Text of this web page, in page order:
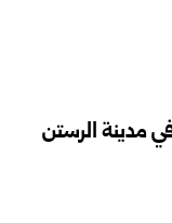
مدينة الرستن